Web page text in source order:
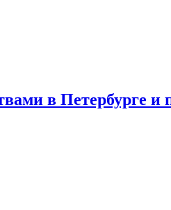
в Петербурге